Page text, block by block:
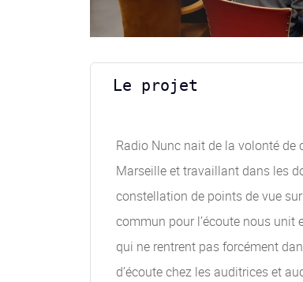
Le projet
Radio Nunc nait de la volonté de
Marseille et travaillant dans les
constellation de points de vue
commun pour l’écoute nous unit
qui ne rentrent pas forcément
d’écoute chez les auditrices et